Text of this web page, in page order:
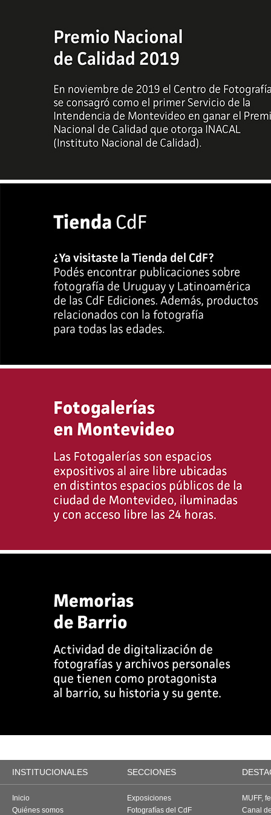
INSTITUCIONALES SECCIONES
Inicio
Quiénes somos
Exposiciones
Fotografías del CdF
MUFF,
Canal